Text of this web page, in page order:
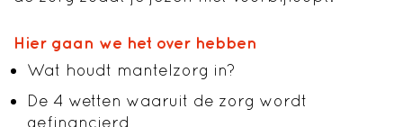
Hier gaan we het over hebben
Wat houdt mantelzorg in?
De 4 wetten waaruit de zorg wordt
gefinancierd